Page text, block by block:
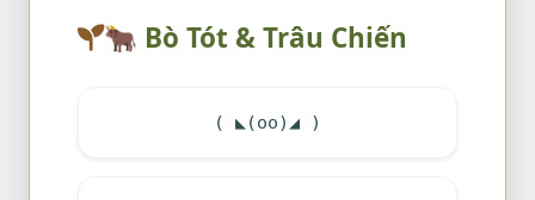
🐂 Bò Tót & Trâu Chiến
( ◣(oo)◢ )